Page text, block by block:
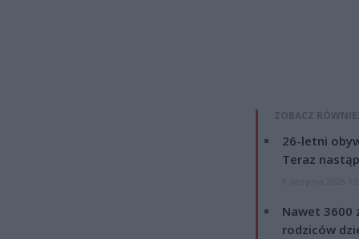
ZOBACZ
26-letni
Teraz
Nawet 3600
rodziców